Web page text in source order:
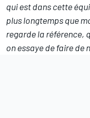
qui est dans cette
plus longtemps que
regarde la référence,
on essaye de faire de